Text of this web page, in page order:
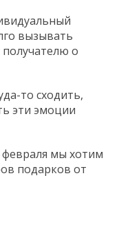
вызывать
о
то сходить,
эти эмоции
мы хотим
подарков от